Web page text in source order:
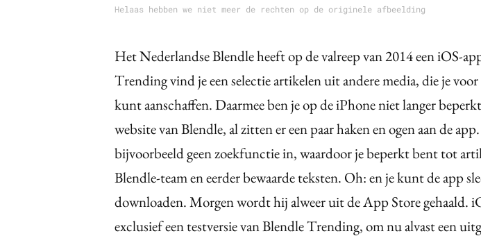
Helaas hebben we niet meer de rechten op de originele afbeelding
Het Nederlandse Blendle heeft op de valreep van 2014 een iOS-
Trending vind je een selectie artikelen uit andere media, die je voor
kunt aanschaffen. Daarmee ben je op de iPhone niet langer
website van Blendle, al zitten er een paar haken en ogen aan de
bijvoorbeeld geen zoekfunctie in, waardoor je beperkt bent tot
Blendle-team en eerder bewaarde teksten. Oh: en je kunt de app
downloaden. Morgen wordt hij alweer uit de App Store gehaald.
exclusief een testversie van Blendle Trending, om nu alvast een